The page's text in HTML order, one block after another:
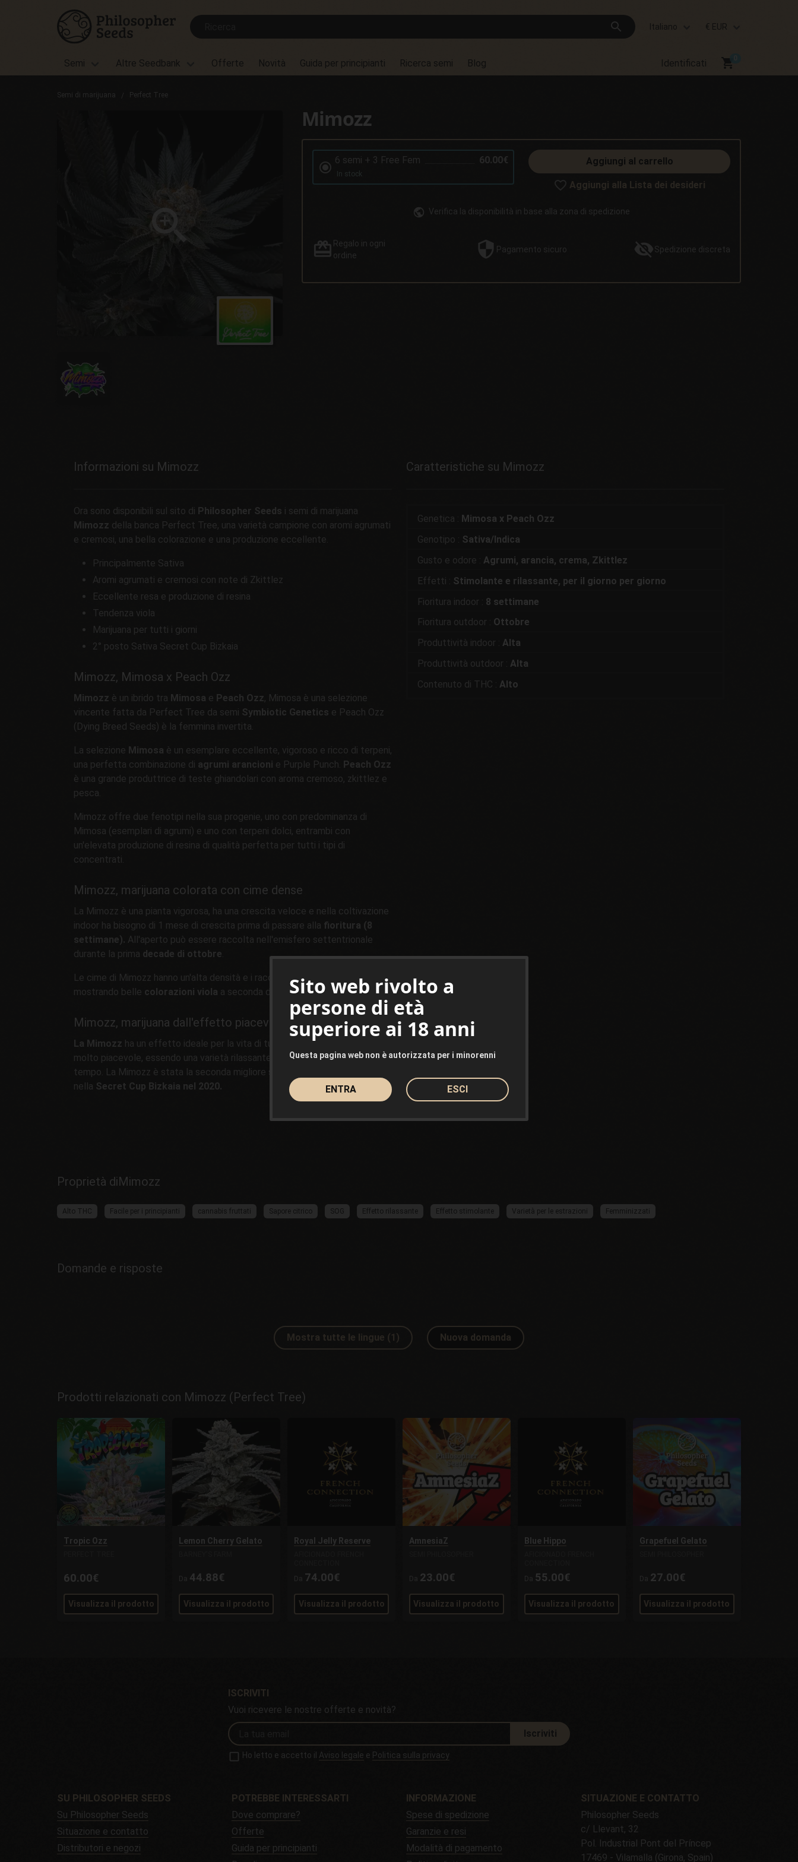
search Italiano € EUR
Semi Altre Seedbank Offerte Novità Guida per principianti Ricerca semi Blog Identificati shopping_cart
Semi di marijuana Perfect Tree
Mimozz
6 semi + 3 Free Fem 60.00€
In stock
Aggiungi al carrello
Aggiungi alla Lista dei desideri
Verifica la disponibilità in base alla zona di spedizione
Regalo in ogni
ordine
Pagamento sicuro Spedizione discreta
Informazioni su Mimozz
Ora sono disponibili sul sito di Philosopher Seeds i semi di marijuana
Mimozz della banca Perfect Tree, una varietà campione con aromi agrumati
e cremosi, una bella colorazione e una produzione eccellente.
Principalmente Sativa
Aromi agrumati e cremosi con note di Zkittlez
Eccellente resa e produzione di resina
Tendenza viola
Marijuana per tutti i giorni
2° posto Sativa Secret Cup Bizkaia
Mimozz, Mimosa x Peach Ozz
Mimozz è un ibrido tra Mimosa e Peach Ozz, Mimosa è una selezione
vincente fatta da Perfect Tree da semi Symbiotic Genetics e Peach Ozz
(Dying Breed Seeds) è la femmina invertita.
La selezione Mimosa è un esemplare eccellente, vigoroso e ricco di terpeni,
una perfetta combinazione di agrumi arancioni e Purple Punch. Peach Ozz
è una grande produttrice di teste ghiandolari con aroma cremoso, zkittlez e
pesca.
Mimozz offre due fenotipi nella sua progenie, uno con predominanza di
Mimosa (esemplari di agrumi) e uno con terpeni dolci, entrambi con
un'elevata produzione di resina di qualità perfetta per tutti i tipi di
concentrati.
Mimozz, marijuana colorata con cime dense
La Mimozz è una pianta vigorosa, ha una crescita veloce e nella coltivazione
indoor ha bisogno di 1 mese di crescita prima di passare alla fioritura (8
settimane). All'aperto può essere raccolta nell'emisfero settentrionale
durante la prima decade di ottobre.
Le cime di Mimozz hanno un'alta densità e i raccolti sono più che generosi,
mostrando belle colorazioni viola a seconda della temperatura di crescita.
Mimozz, marijuana dall'effetto piacevole
La Mimozz ha un effetto ideale per la vita di tutti i giorni, il suo effetto è
molto piacevole, essendo una varietà rilassante e stimolante allo stesso
tempo. La Mimozz è stata la seconda migliore sativa nella categoria indoor
nella Secret Cup Bizkaia nel 2020.
Caratteristiche su Mimozz
Genetica : Mimosa x Peach Ozz
Genotipo : Sativa/Indica
Gusto e odore : Agrumi, arancia, crema, Zkittlez
Effetti : Stimolante e rilassante, per il giorno per giorno
Fioritura indoor : 8 settimane
Fioritura outdoor : Ottobre
Produttività indoor : Alta
Produttività outdoor : Alta
Contenuto di THC : Alto
Proprietà diMimozz
Alto THC Facile per i principianti cannabis fruttati Sapore citrico SOG Effetto rilassante Effetto stimolante Varietà per le estrazioni Femminizzati
Domande e risposte
Mostra tutte le lingue (1) Nuova domanda
Prodotti relazionati con Mimozz (Perfect Tree)
Tropic Ozz
60.00€
Visualizza il prodotto
Lemon Cherry Gelato
44.88€
Visualizza il prodotto
Royal Jelly Reserve
74.00€
Visualizza il prodotto
AmnesiaZ
23.00€
Visualizza il prodotto
Blue Hippo
55.00€
Visualizza il prodotto
Grapefuel Gelato
27.00€
Visualizza il prodotto
ISCRIVITI
Vuoi ricevere le nostre offerte e novità?
Iscriviti
Ho letto e accetto il Aviso legale e Politica sulla privacy
SU PHILOSOPHER SEEDS
Su Philosopher Seeds
Situazione e contatto
Distributori e negozi
POTREBBE INTERESSARTI
Dove comprare?
Offerte
Guida per principianti
INFORMAZIONE
Spese di spedizione
Garanzie e resi
Modalità di pagamento
SITUAZIONE E CONTATTO
Philosopher Seeds
c/ Llevant, 32
Pol. Industrial Pont del Príncep
17469 - Vilamalla (Girona, Spain)
Sito web rivolto a
persone di età
superiore ai 18 anni
Questa pagina web non è autorizzata per i minorenni
ENTRA ESCI